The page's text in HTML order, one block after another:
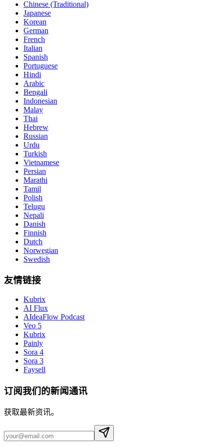
Chinese (Traditional)
Japanese
Korean
German
French
Italian
Spanish
Portuguese
Hindi
Arabic
Bengali
Indonesian
Malay
Thai
Hebrew
Russian
Urdu
Turkish
Vietnamese
Persian
Marathi
Tamil
Polish
Telugu
Nepali
Danish
Finnish
Dutch
Norwegian
Swedish
友情链接
Kubrix
AI Flux
AIdeaFlow Podcast
Veo 5
Kubrix
Painly
Sora 4
Sora 3
Faysell
订阅我们的新闻通讯
获取最新资讯。